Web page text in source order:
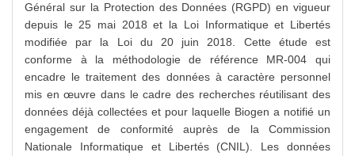
Général sur la Protection des Données (RGPD) en vigueur
depuis le 25 mai 2018 et la Loi Informatique et Libertés
modifiée par la Loi du 20 juin 2018. Cette étude est
conforme à la méthodologie de référence MR-004 qui
encadre le traitement des données à caractère personnel
mis en œuvre dans le cadre des recherches réutilisant des
données déjà collectées et pour laquelle Biogen a notifié un
engagement de conformité auprès de la Commission
Nationale Informatique et Libertés (CNIL). Les données